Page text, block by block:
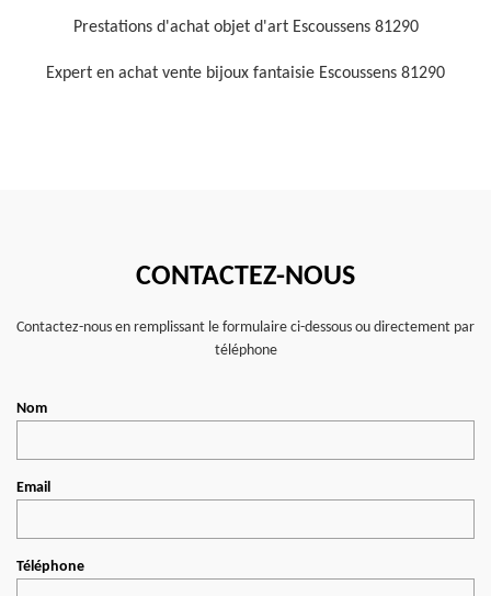
Prestations d'achat objet d'art Escoussens 81290
Expert en achat vente bijoux fantaisie Escoussens 81290
CONTACTEZ-NOUS
Contactez-nous en remplissant le formulaire ci-dessous ou directement par
téléphone
Nom
Email
Téléphone